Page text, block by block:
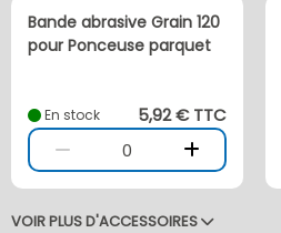
Bande abrasive Grain 120
pour Ponceuse parquet
En stock
5,92 € TTC
0
VOIR PLUS D'ACCESSOIRES